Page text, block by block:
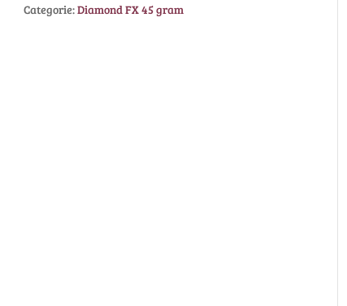
Categorie:Diamond FX 45 gram